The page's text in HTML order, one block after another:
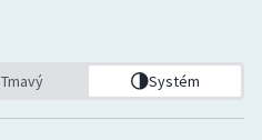
Tmavý Systém